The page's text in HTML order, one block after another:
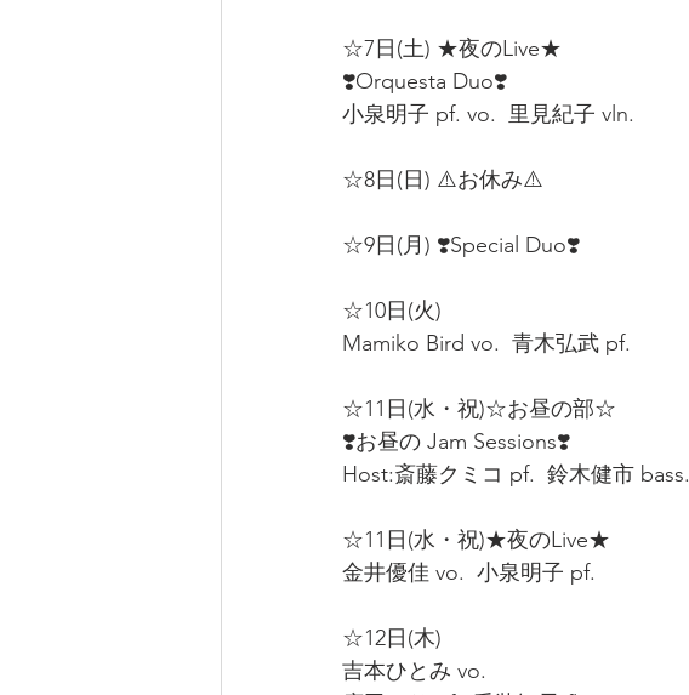
☆7日(土) ★夜のLive★
❣️Orquesta Duo❣️
小泉明子 pf. vo.  里見紀子 vln.
☆8日(日) ⚠️お休み⚠️
☆9日(月) ❣️Special Duo❣️
☆10日(火)
Mamiko Bird vo.  青木弘武 pf.
☆11日(水・祝)☆お昼の部☆
❣️お昼の Jam Sessions❣️
Host:斎藤クミコ pf.  鈴木健市 bass.
☆11日(水・祝)★夜のLive★
金井優佳 vo.  小泉明子 pf.
☆12日(木)
吉本ひとみ vo.